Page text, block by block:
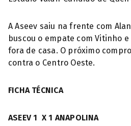
A Aseev saiu na frente com
buscou o empate com Vitinho
fora de casa. O próximo
contra o Centro Oeste.
FICHA TÉCNICA
ASEEV 1 X1 ANAPOLINA